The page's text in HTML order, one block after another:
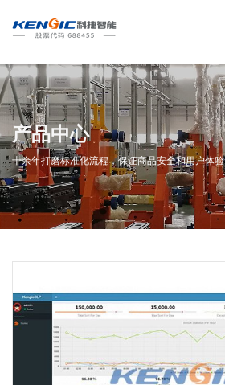
产品中心
十余年打磨标准化流程，保证商品安全和用户体验